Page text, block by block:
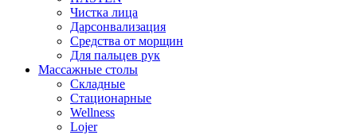
Чистка лица
Дарсонвализация
Средства от морщин
Для пальцев рук
Массажные столы
Складные
Стационарные
Wellness
Lojer